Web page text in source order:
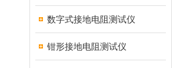
数字式接地电阻测试仪
钳形接地电阻测试仪